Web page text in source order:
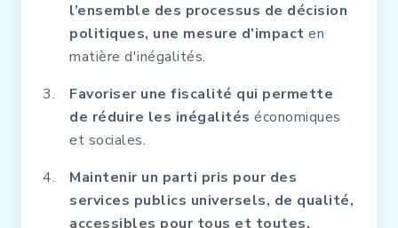
l’ensemble des processus de décision
politiques, une mesure d’impact en
matière d'inégalités.
Favoriser une fiscalité qui permette
de réduire les inégalités économiques
et sociales.
Maintenir un parti pris pour des
services publics universels, de qualité,
accessibles pour tous et toutes.